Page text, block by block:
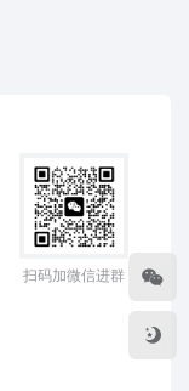
扫码加微信进群